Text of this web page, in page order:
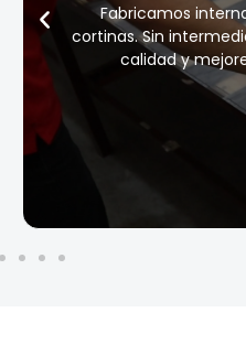
Fabricamos
cortinas. Sin
calidad y